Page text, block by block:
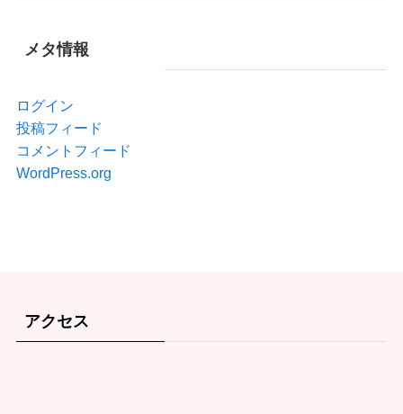
メタ情報
ログイン
投稿フィード
コメントフィード
WordPress.org
アクセス